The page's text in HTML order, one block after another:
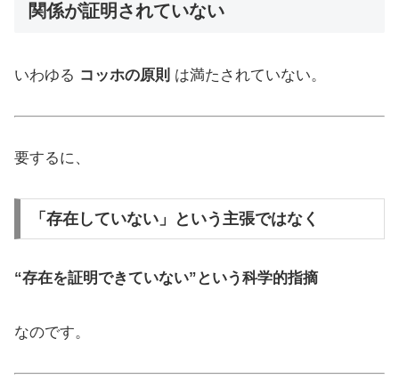
関係が証明されていない
いわゆる コッホの原則 は満たされていない。
要するに、
「存在していない」という主張ではなく
“存在を証明できていない”という科学的指摘
なのです。